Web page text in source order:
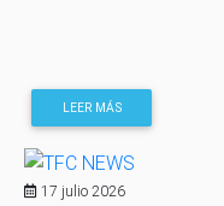
LEER MÁS
17 julio 2026